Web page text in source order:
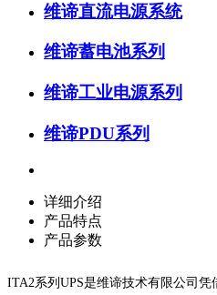
维谛直流电源系统
维谛蓄电池系列
维谛工业电源系列
维谛PDU系列
详细介绍
产品特点
产品参数
ITA2系列UPS是维谛技术有限公司